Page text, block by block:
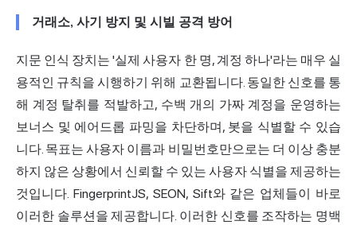
거래소, 사기 방지 및 시빌 공격 방어
지문 인식 장치는 '실제 사용자 한 명, 계정 하나'라는 매우 실
용적인 규칙을 시행하기 위해 교환됩니다. 동일한 신호를 통
해 계정 탈취를 적발하고, 수백 개의 가짜 계정을 운영하는
보너스 및 에어드롭 파밍을 차단하며, 봇을 식별할 수 있습
니다. 목표는 사용자 이름과 비밀번호만으로는 더 이상 충분
하지 않은 상황에서 신뢰할 수 있는 사용자 식별을 제공하는
것입니다. FingerprintJS, SEON, Sift와 같은 업체들이 바로
이러한 솔루션을 제공합니다. 이러한 신호를 조작하는 명백